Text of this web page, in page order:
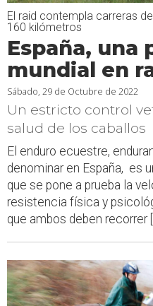
El raid contempla carreras
160 kilómetros
España, una
mundial en
Sábado, 29 de Octubre de 2022
Un estricto control
salud de los caballos
El enduro ecuestre,
denominar en España, es
que se pone a prueba la
resistencia física y
que ambos deben recorrer